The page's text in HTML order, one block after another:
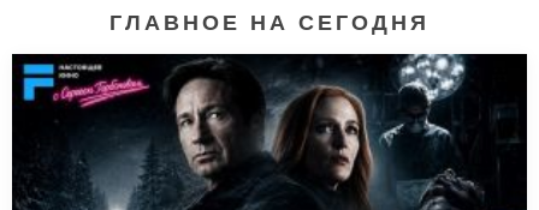
ГЛАВНОЕ НА СЕГОДНЯ